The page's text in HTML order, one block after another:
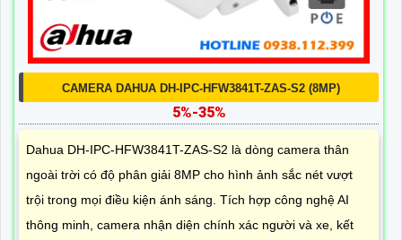
CAMERA DAHUA DH-IPC-HFW3841T-ZAS-S2 (8MP)
5%-35%
Dahua DH-IPC-HFW3841T-ZAS-S2 là dòng camera thân
ngoài trời có độ phân giải 8MP cho hình ảnh sắc nét vượt
trội trong mọi điều kiện ánh sáng. Tích hợp công nghệ AI
thông minh, camera nhận diện chính xác người và xe, kết